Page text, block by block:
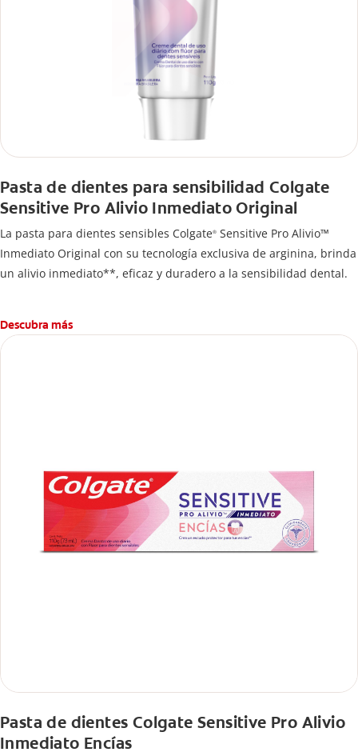
Pasta de dientes para sensibilidad Colgate
Sensitive Pro Alivio Inmediato Original
La pasta para dientes sensibles Colgate® Sensitive Pro Alivio™
Inmediato Original con su tecnología exclusiva de arginina, brinda
un alivio inmediato**, eficaz y duradero a la sensibilidad dental.
Descubra más
Pasta de dientes Colgate Sensitive Pro Alivio
Inmediato Encías